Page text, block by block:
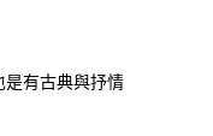
有古典與抒情